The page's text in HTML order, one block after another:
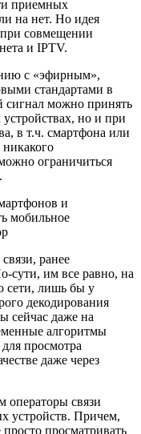
приемных
на нет. Но идея
при совмещении
и IPTV.
с «эфирным»,
стандартами в
сигнал можно принять
но и при
в т.ч. смартфона или
ограничиться
и
мобильное
ранее
сути, им все равно, на
сети, лишь бы у
декодирования
сейчас даже на
алгоритмы
просмотра
даже через
операторы связи
устройств. Причем,
просматривать